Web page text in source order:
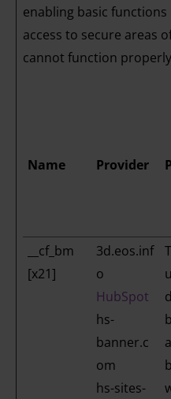
enabling basic
access to secure areas
cannot function
Name Provider
__cf_bm
[x21]
3d.eos.inf
o
HubSpot
hs-
banner.c
om
hs-sites-